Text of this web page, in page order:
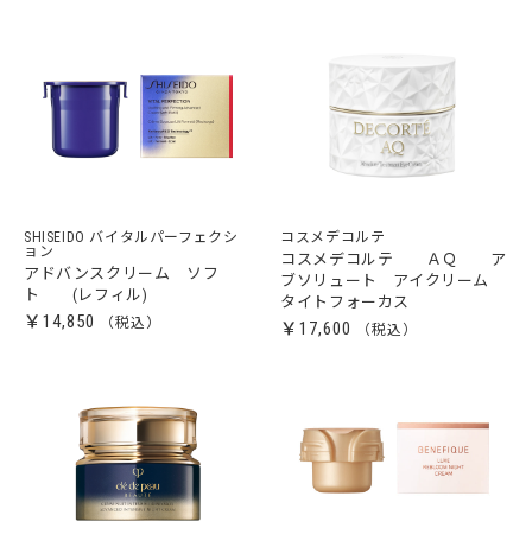
SHISEIDO バイタルパーフェクシ
ョン
アドバンスクリーム ソフ
ト (レフィル)
￥14,850
コスメデコルテ
コスメデコルテ ＡＱ ア
ブソリュート アイクリーム
タイトフォーカス
￥17,600